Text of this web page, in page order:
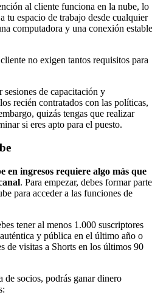
al cliente funciona en la nube, lo
tu espacio de trabajo desde cualquier
computadora y una conexión
no exigen tantos requisitos para
sesiones de capacitación y
recién contratados con las políticas,
quizás tengas que realizar
si eres apto para el puesto.
en ingresos requiere algo más que
. Para empezar, debes formar parte
para acceder a las funciones de
tener al menos 1.000 suscriptores
y pública en el último año o
de visitas a Shorts en los últimos 90
de socios, podrás ganar dinero